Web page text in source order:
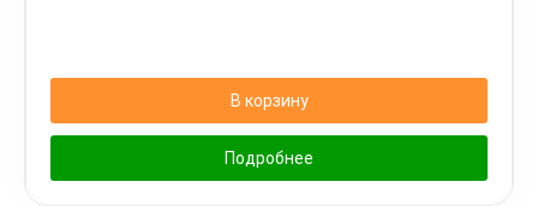
В корзину
Подробнее